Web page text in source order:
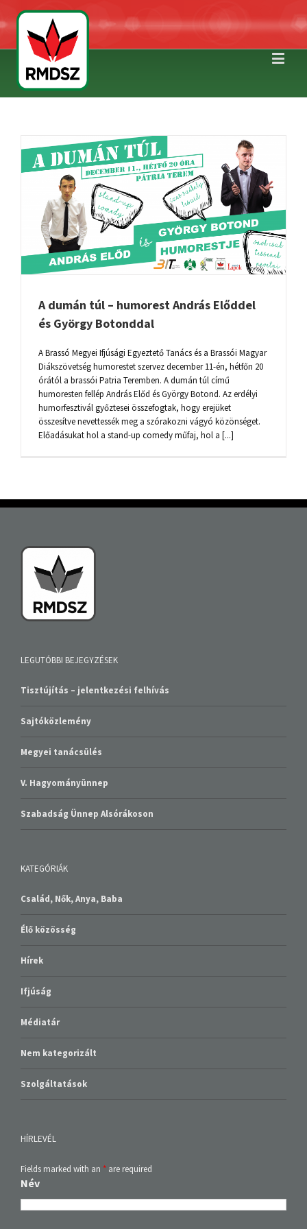
A dumán túl – humorest András Előddel
és György Botonddal
A Brassó Megyei Ifjúsági Egyeztető Tanács és a Brassói Magyar
Diákszövetség humorestet szervez december 11-én, hétfőn 20
órától a brassói Patria Teremben. A dumán túl című
humoresten fellép András Előd és György Botond. Az erdélyi
humorfesztivál győztesei összefogtak, hogy erejüket
összesítve nevettessék meg a szórakozni vágyó közönséget.
Előadásukat hol a stand-up comedy műfaj, hol a [...]
LEGUTÓBBI BEJEGYZÉSEK
Tisztújítás – jelentkezési felhívás
Sajtóközlemény
Megyei tanácsülés
V. Hagyományünnep
Szabadság Ünnep Alsórákoson
KATEGÓRIÁK
Család, Nők, Anya, Baba
Élő közösség
Hírek
Ifjúság
Médiatár
Nem kategorizált
Szolgáltatások
HÍRLEVÉL
Fields marked with an * are required
Név